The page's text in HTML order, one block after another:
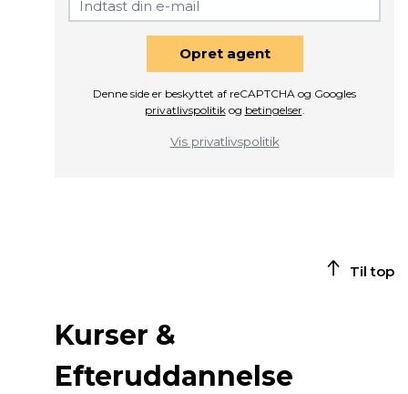
Opret agent
Denne side er beskyttet af reCAPTCHA og Googles
privatlivspolitikog betingelser.
Vis privatlivspolitik
Til top
Kurser &
Efteruddannelse